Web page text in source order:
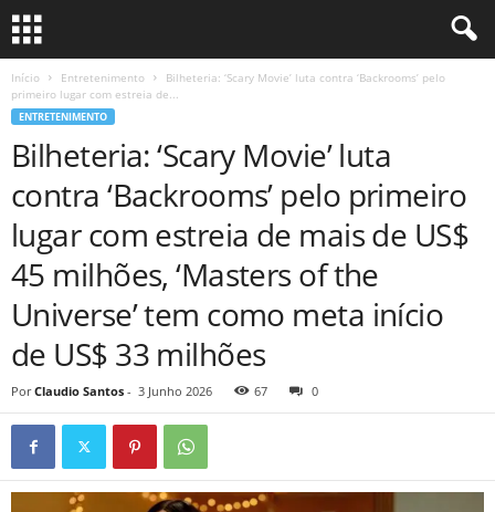
Início Entretenimento
Bilheteria: ‘Scary Movie’ luta contra ‘Backrooms’ pelo
primeiro lugar com estreia de...
ENTRETENIMENTO
Bilheteria: ‘Scary Movie’ luta
contra ‘Backrooms’ pelo primeiro
lugar com estreia de mais de US$
45 milhões, ‘Masters of the
Universe’ tem como meta início
de US$ 33 milhões
Por Claudio Santos - 3 Junho 2026 67 0